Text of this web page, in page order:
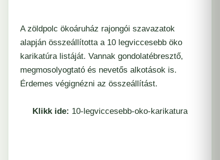
Azöldpolc ökoáruház rajongói szavazatok
alapján összeállította a 10 legviccesebb öko
karikatúra listáját. Vannak gondolatébresztő,
megmosolyogtató és nevetős alkotások is.
Érdemes végignézni az összeállítást.
Klikk ide: 10-legviccesebb-oko-karikatura